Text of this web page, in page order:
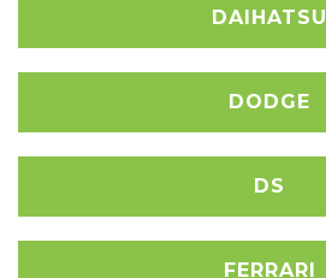
DAIHATSU
DODGE
DS
FERRARI